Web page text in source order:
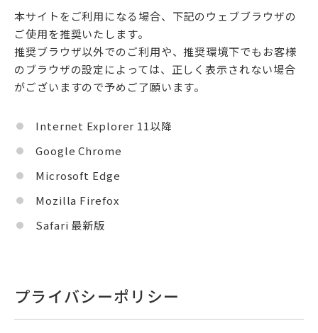
本サイトをご利用になる場合、下記のウェブブラウザの
ご使用を推奨いたします。
推奨ブラウザ以外でのご利用や、推奨環境下でもお客様
のブラウザの設定によっては、正しく表示されない場合
がございますので予めご了願います。
Internet Explorer 11以降
Google Chrome
Microsoft Edge
Mozilla Firefox
Safari 最新版
プライバシーポリシー